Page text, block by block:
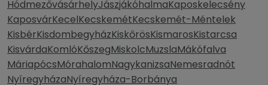
HódmezővásárhelyJászjákóhalmaKaposkelecsény
KaposvárKecelKecskemétKecskemét-Méntelek
KisbérKisdombegyházKiskőrösKismarosKistarcsa
KisvárdaKomlóKőszegMiskolcMuzslaMákófalva
MáriapócsMórahalomNagykanizsaNemesradnót
NyíregyházaNyíregyháza-Borbánya